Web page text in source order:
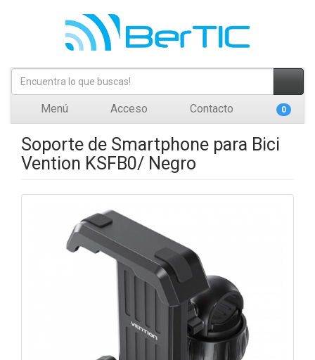
Menú Acceso Contacto 0
Soporte de Smartphone para Bici
Vention KSFB0/ Negro